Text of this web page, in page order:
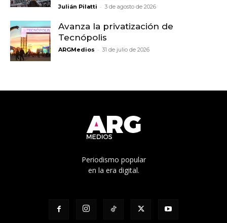
Julián Pilatti - 3 de agosto de 2026
Avanza la privatización de
Tecnópolis
ARGMedios - 31 de julio de 2026
Periodismo popular
en la era digital.